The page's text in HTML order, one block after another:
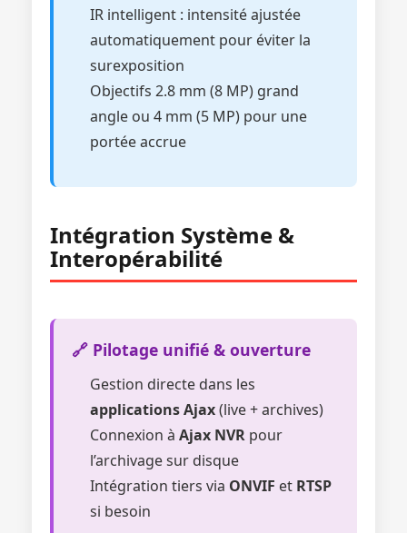
IR intelligent : intensité ajustée
automatiquement pour éviter la
surexposition
Objectifs 2.8 mm (8 MP) grand
angle ou 4 mm (5 MP) pour une
portée accrue
Intégration Système &
Interopérabilité
🔗 Pilotage unifié & ouverture
Gestion directe dans les
applications Ajax(live + archives)
Connexion à Ajax NVR pour
l’archivage sur disque
Intégration tiers via ONVIF et RTSP
si besoin